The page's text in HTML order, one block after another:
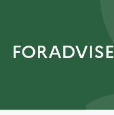
FORADVISE